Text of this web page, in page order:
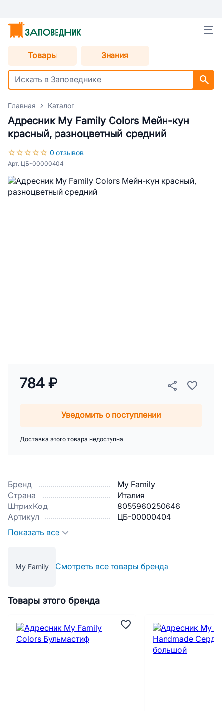
Товары Знания
Главная Каталог
Адресник My Family Colors Мейн-кун
красный, разноцветный средний
0 отзывов
Арт. ЦБ-00000404
Бренд
My Family
Страна
Италия
ШтрихКод
8055960250646
Артикул
ЦБ-00000404
Показать все
My Family Смотреть все товары бренда
784 ₽
Уведомить о поступлении
Доставка этого товара недоступна
Товары этого бренда